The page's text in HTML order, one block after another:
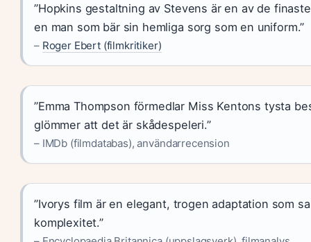
”Hopkins gestaltning av Stevens är en av de
en man som bär sin hemliga sorg som en uniform.”
– Roger Ebert (filmkritiker)
”Emma Thompson förmedlar Miss Kentons tysta
glömmer att det är skådespeleri.”
– IMDb (filmdatabas), användarrecension
”Ivorys film är en elegant, trogen adaptation som
komplexitet.”